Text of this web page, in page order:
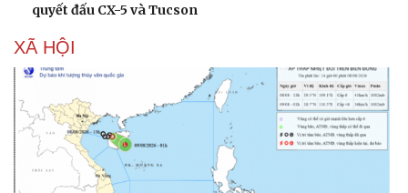
quyết đấu CX-5 và Tucson
XÃ HỘI